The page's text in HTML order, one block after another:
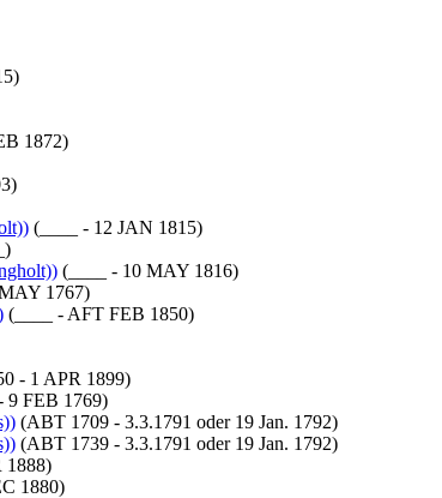
1872)
(____ - 12 JAN 1815)
(____ - 10 MAY 1816)
1767)
(____ - AFT FEB 1850)
- 1 APR 1899)
9 FEB 1769)
(ABT 1709 - 3.3.1791 oder 19 Jan. 1792)
(ABT 1739 - 3.3.1791 oder 19 Jan. 1792)
1888)
1880)